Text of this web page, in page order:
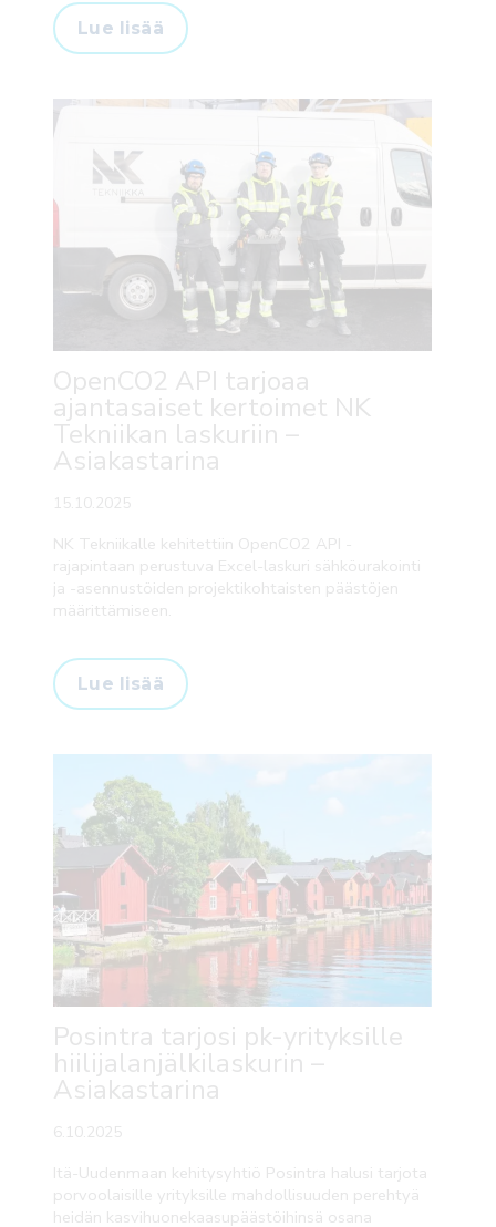
Lue lisää
OpenCO2 API tarjoaa
ajantasaiset kertoimet NK
Tekniikan laskuriin –
Asiakastarina
15.10.2025
NK Tekniikalle kehitettiin OpenCO2 API -
rajapintaan perustuva Excel-laskuri sähköurakointi
ja -asennustöiden projektikohtaisten päästöjen
määrittämiseen.
Lue lisää
Posintra tarjosi pk-yrityksille
hiilijalanjälkilaskurin –
Asiakastarina
6.10.2025
Itä-Uudenmaan kehitysyhtiö Posintra halusi tarjota
porvoolaisille yrityksille mahdollisuuden perehtyä
heidän kasvihuonekaasupäästöihinsä osana